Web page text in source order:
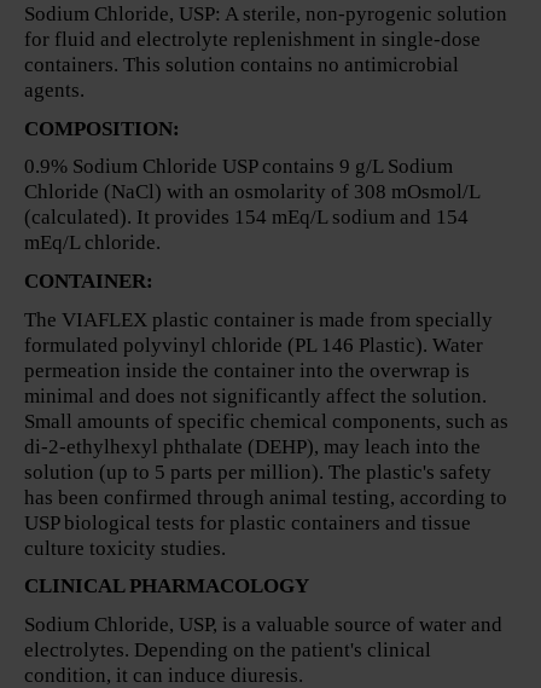
Sodium Chloride, USP: A sterile, non-pyrogenic solution
for fluid and electrolyte replenishment in single-dose
containers. This solution contains no antimicrobial
agents.
COMPOSITION:
0.9% Sodium Chloride USP contains 9 g/L Sodium
Chloride (NaCl) with an osmolarity of 308 mOsmol/L
(calculated). It provides 154 mEq/L sodium and 154
mEq/L chloride.
CONTAINER:
The VIAFLEX plastic container is made from specially
formulated polyvinyl chloride (PL 146 Plastic). Water
permeation inside the container into the overwrap is
minimal and does not significantly affect the solution.
Small amounts of specific chemical components, such as
di-2-ethylhexyl phthalate (DEHP), may leach into the
solution (up to 5 parts per million). The plastic's safety
has been confirmed through animal testing, according to
USP biological tests for plastic containers and tissue
culture toxicity studies.
CLINICAL PHARMACOLOGY
Sodium Chloride, USP, is a valuable source of water and
electrolytes. Depending on the patient's clinical
condition, it can induce diuresis.